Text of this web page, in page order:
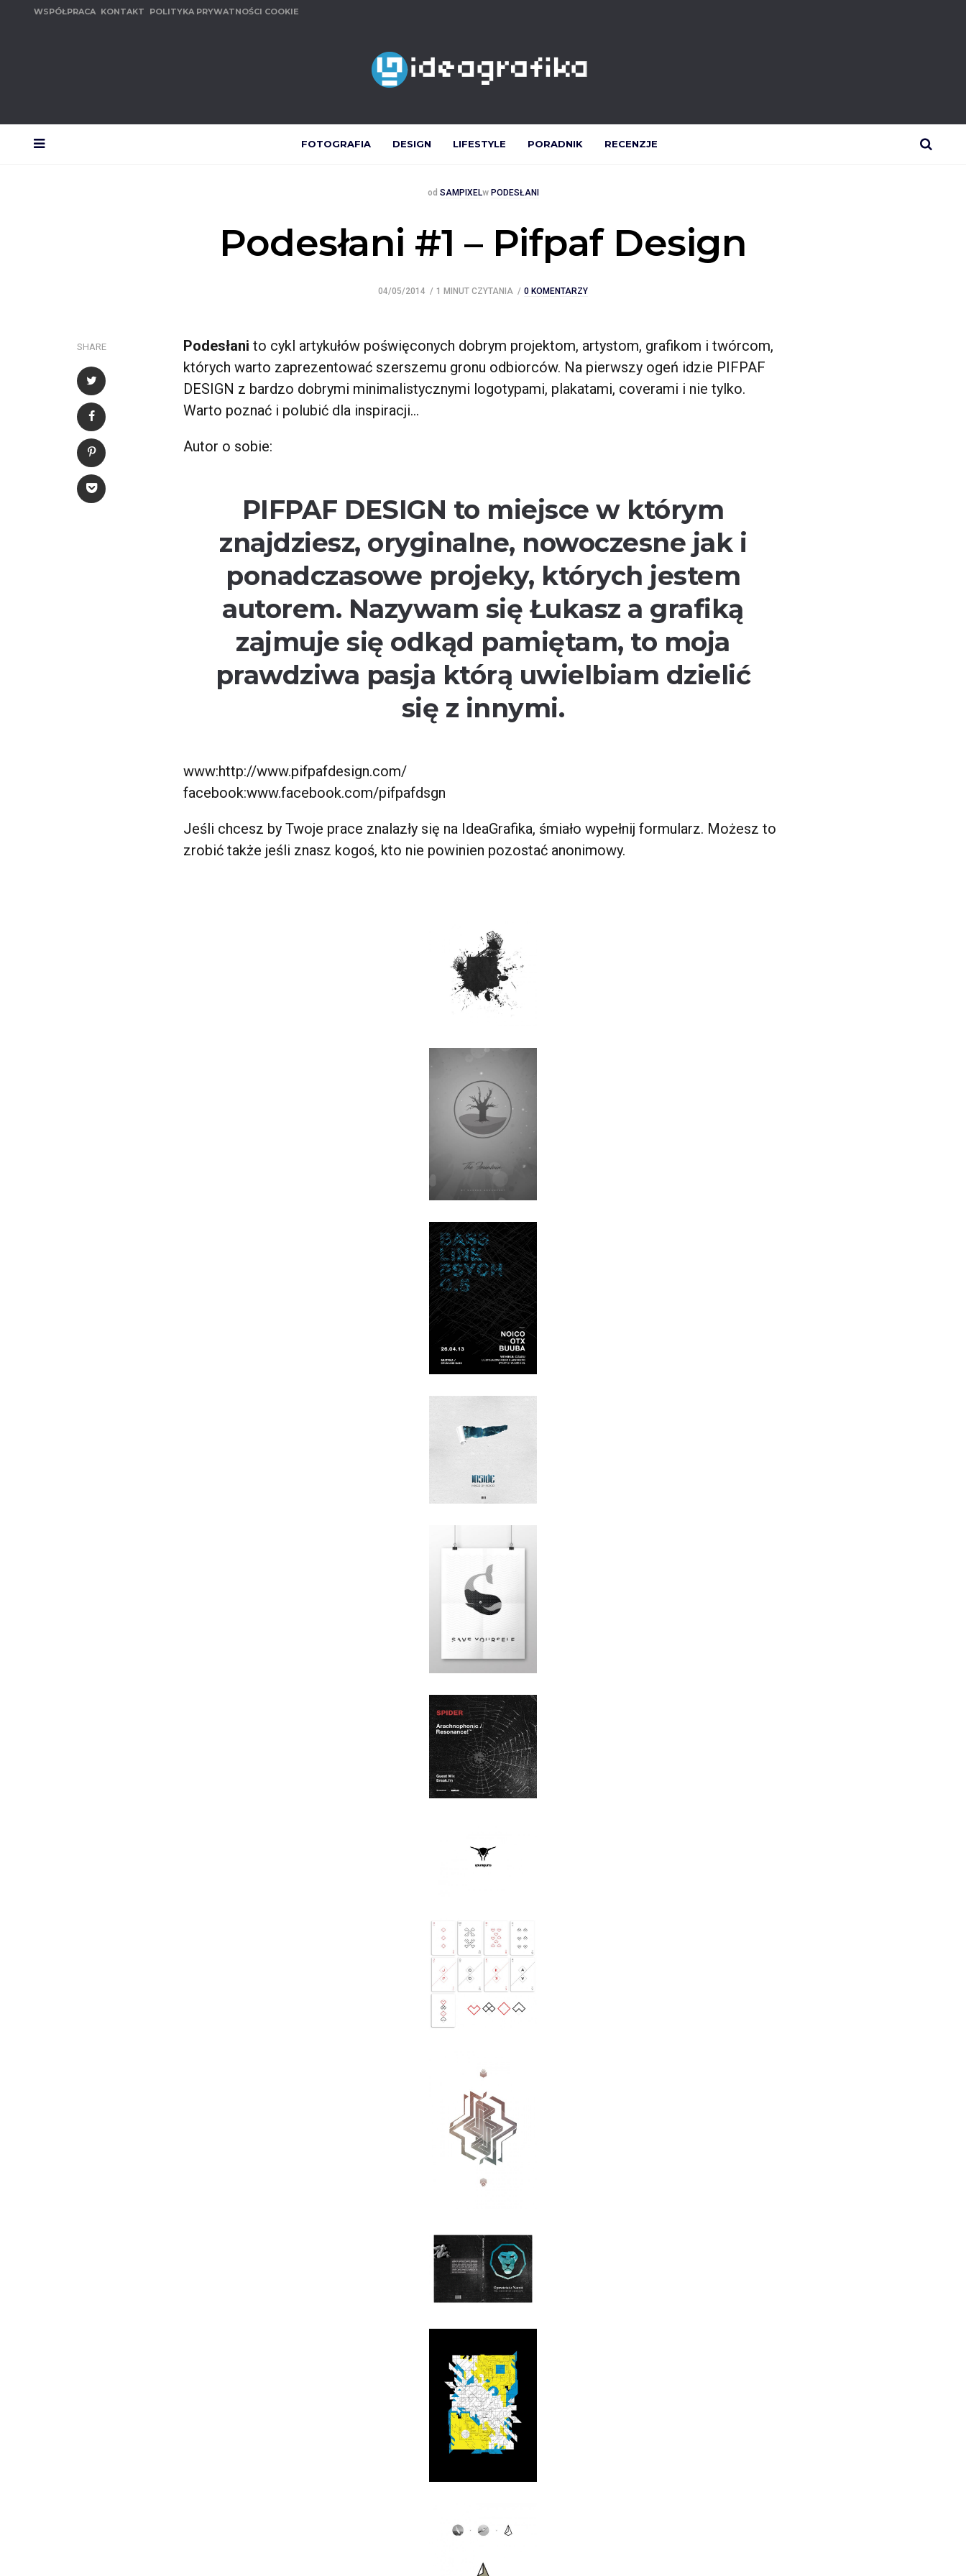
WSPÓŁPRACA KONTAKT POLITYKA PRYWATNOŚCI COOKIE
FOTOGRAFIA DESIGN LIFESTYLE PORADNIK
RECENZJE
Posted
od SAMPIXELPosted
w PODESŁANI
Podesłani #1 – Pifpaf Design
04/05/2014 1 MINUT CZYTANIA 0 KOMENTARZY
SHARE Podesłani to cykl artykułów poświęconych dobrym projektom, artystom, grafikom i twórcom,
których warto zaprezentować szerszemu gronu odbiorców. Na pierwszy ogeń idzie PIFPAF
DESIGN z bardzo dobrymi minimalistycznymi logotypami, plakatami, coverami i nie tylko.
Warto poznać i polubić dla inspiracji…
Autor o sobie:
PIFPAF DESIGN to miejsce w którym
znajdziesz, oryginalne, nowoczesne jak i
ponadczasowe projeky, których jestem
autorem. Nazywam się Łukasz a grafiką
zajmuje się odkąd pamiętam, to moja
prawdziwa pasja którą uwielbiam dzielić
się z innymi.
www:http://www.pifpafdesign.com/
facebook:www.facebook.com/pifpafdsgn
Jeśli chcesz by Twoje prace znalazły się na IdeaGrafika, śmiało wypełnij formularz. Możesz to
zrobić także jeśli znasz kogoś, kto nie powinien pozostać anonimowy.